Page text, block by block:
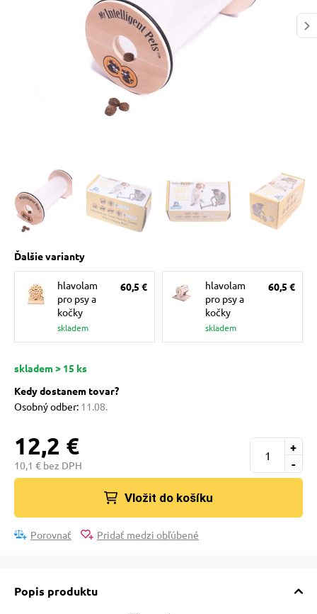
mačky
poukazy
Ďalšie varianty
hlavolam
pro psy a
kočky
skladem
60,5 €
hlavolam
pro psy a
kočky
skladem
60,5 €
skladem > 15 ks
Kedy dostanem tovar?
Osobný odber: 11.08.
12,2 €
10,1 € bez DPH -
+
Vložit do košíku
Porovnať Pridať medzi obľúbené
Popis produktu